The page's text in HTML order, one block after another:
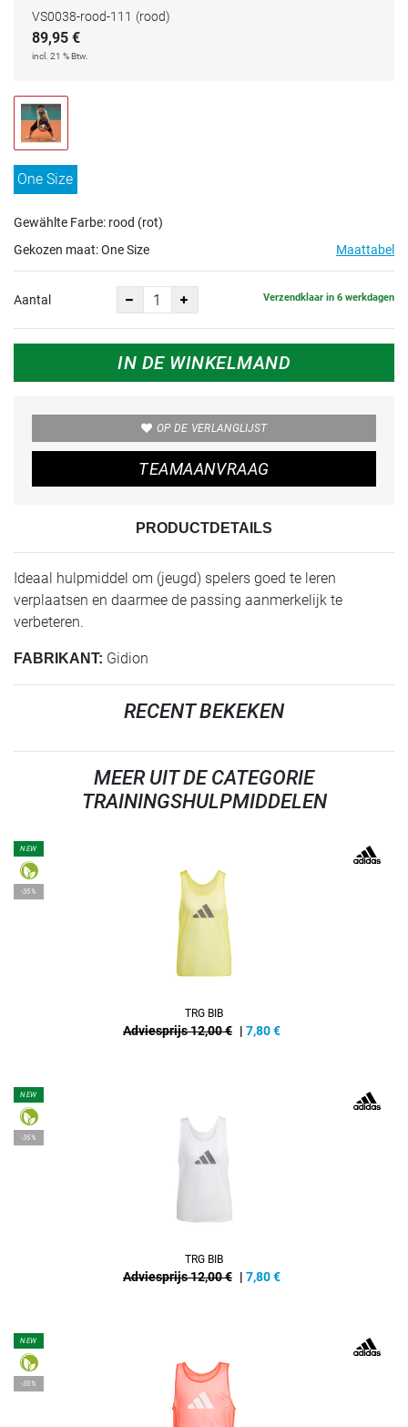
VS0038-rood-111 (rood)
89,95 €
incl. 21 % Btw.
One Size
Gewählte Farbe: rood (rot)
Gekozen maat:One Size Maattabel
Aantal Verzendklaar in 6 werkdagen
IN DE WINKELMAND
OP DE VERLANGLIJST
TEAMAANVRAAG
PRODUCTDETAILS
Ideaal hulpmiddel om (jeugd) spelers goed te leren
verplaatsen en daarmee de passing aanmerkelijk te
verbeteren.
FABRIKANT: Gidion
RECENT BEKEKEN
MEER UIT DE CATEGORIE
TRAININGSHULPMIDDELEN
NEW
-35%
TRG BIB
Adviesprijs 12,00 € | 7,80€
NEW
-35%
TRG BIB
Adviesprijs 12,00 € | 7,80€
NEW
-35%